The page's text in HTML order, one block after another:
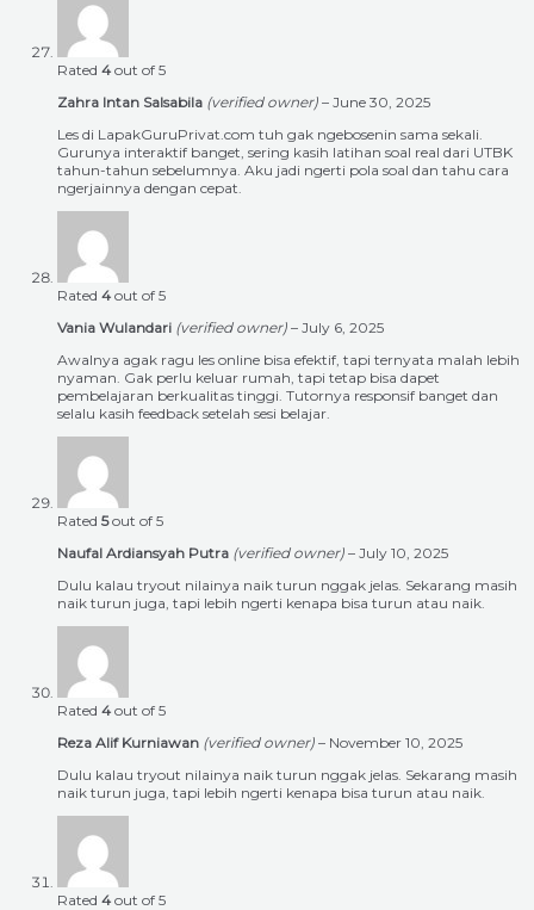
Rated 4 out of 5
Zahra Intan Salsabila (verified owner) – June 30, 2025
Les di LapakGuruPrivat.com tuh gak ngebosenin sama sekali.
Gurunya interaktif banget, sering kasih latihan soal real dari UTBK
tahun-tahun sebelumnya. Aku jadi ngerti pola soal dan tahu cara
ngerjainnya dengan cepat.
Rated 4 out of 5
Vania Wulandari (verified owner) – July 6, 2025
Awalnya agak ragu les online bisa efektif, tapi ternyata malah lebih
nyaman. Gak perlu keluar rumah, tapi tetap bisa dapet
pembelajaran berkualitas tinggi. Tutornya responsif banget dan
selalu kasih feedback setelah sesi belajar.
Rated 5out of 5
Naufal Ardiansyah Putra (verified owner) – July 10, 2025
Dulu kalau tryout nilainya naik turun nggak jelas. Sekarang masih
naik turun juga, tapi lebih ngerti kenapa bisa turun atau naik.
Rated 4 out of 5
Reza Alif Kurniawan (verified owner) – November 10, 2025
Dulu kalau tryout nilainya naik turun nggak jelas. Sekarang masih
naik turun juga, tapi lebih ngerti kenapa bisa turun atau naik.
Rated 4 out of 5